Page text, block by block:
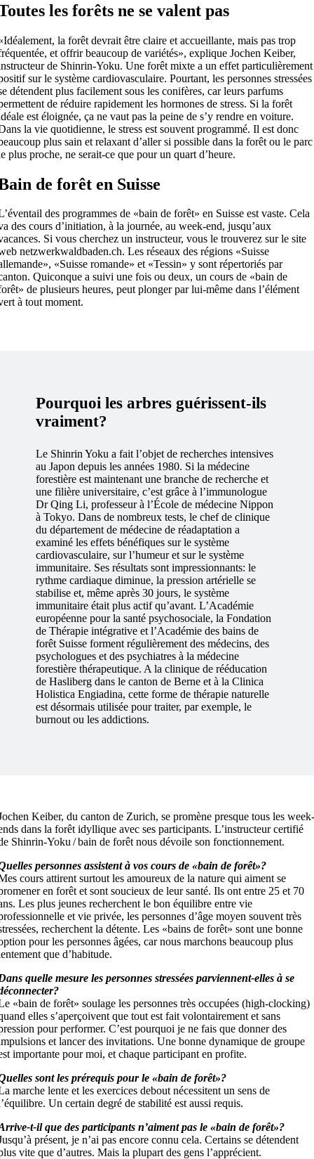
les forêts ne se valent pas
la forêt devrait être claire et accueillante, mais pas trop
et offrir beaucoup de variétés», explique Jochen Keiber,
de Shinrin-Yoku. Une forêt mixte a un effet particulièrement
sur le système cardiovasculaire. Pourtant, les personnes stressées
détendent plus facilement sous les conifères, car leurs parfums
de réduire rapidement les hormones de stress. Si la forêt
est éloignée, ça ne vaut pas la peine de s’y rendre en voiture.
la vie quotidienne, le stress est souvent programmé. Il est donc
plus sain et relaxant d’aller si possible dans la forêt ou le parc
plus proche, ne serait-ce que pour un quart d’heure.
de forêt en Suisse
des programmes de «bain de forêt» en Suisse est vaste. Cela
des cours d’initiation, à la journée, au week-end, jusqu’aux
Si vous cherchez un instructeur, vous le trouverez sur le site
netzwerkwaldbaden.ch. Les réseaux des régions «Suisse
«Suisse romande» et «Tessin» y sont répertoriés par
Quiconque a suivi une fois ou deux, un cours de «bain de
de plusieurs heures, peut plonger par lui-même dans l’élément
à tout moment.
Pourquoi les arbres guérissent-ils
vraiment?
Le Shinrin Yoku a fait l’objet de recherches intensives
au Japon depuis les années 1980. Si la médecine
forestière est maintenant une branche de recherche et
une filière universitaire, c’est grâce à l’immunologue
Dr Qing Li, professeur à l’École de médecine Nippon
à Tokyo. Dans de nombreux tests, le chef de clinique
du département de médecine de réadaptation a
examiné les effets bénéfiques sur le système
cardiovasculaire, sur l’humeur et sur le système
immunitaire. Ses résultats sont impressionnants: le
rythme cardiaque diminue, la pression artérielle se
stabilise et, même après 30 jours, le système
immunitaire était plus actif qu’avant. L’Académie
européenne pour la santé psychosociale, la Fondation
de Thérapie intégrative et l’Académie des bains de
forêt Suisse forment régulièrement des médecins, des
psychologues et des psychiatres à la médecine
forestière thérapeutique. A la clinique de rééducation
de Hasliberg dans le canton de Berne et à la Clinica
Holistica Engiadina, cette forme de thérapie naturelle
est désormais utilisée pour traiter, par exemple, le
burnout ou les addictions.
Keiber, du canton de Zurich, se promène presque tous les
dans la forêt idyllique avec ses participants. L’instructeur certifié
Shinrin-Yoku / bain de forêt nous dévoile son fonctionnement.
personnes assistent à vos cours de «bain de forêt»?
cours attirent surtout les amoureux de la nature qui aiment se
en forêt et sont soucieux de leur santé. Ils ont entre 25 et 70
Les plus jeunes recherchent le bon équilibre entre vie
et vie privée, les personnes d’âge moyen souvent très
recherchent la détente. Les «bains de forêt» sont une bonne
pour les personnes âgées, car nous marchons beaucoup plus
que d’habitude.
quelle mesure les personnes stressées parviennent-elles à se
«bain de forêt» soulage les personnes très occupées (high-clocking)
elles s’aperçoivent que tout est fait volontairement et sans
pour performer. C’est pourquoi je ne fais que donner des
et lancer des invitations. Une bonne dynamique de groupe
importante pour moi, et chaque participant en profite.
sont les prérequis pour le «bain de forêt»?
marche lente et les exercices debout nécessitent un sens de
Un certain degré de stabilité est aussi requis.
t-il que des participants n’aiment pas le «bain de forêt»?
présent, je n’ai pas encore connu cela. Certains se détendent
vite que d’autres. Mais la plupart des gens l’apprécient.